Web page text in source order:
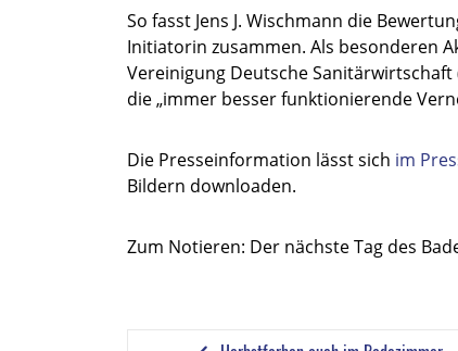
So fasst Jens J. Wischmann die
Initiatorin zusammen. Als besonderen
Vereinigung Deutsche
die „immer besser funktionierende
Die Presseinformation lässt sich im
Bildern downloaden.
Zum Notieren: Der nächste Tag des